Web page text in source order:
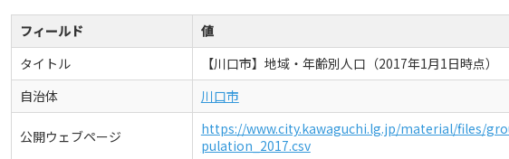
フィールド
値
タイトル
【川口市】地域・年齢別人口（2017年1月1日時点）
自治体
川口市
公開ウェブページ
https://www.city.kawaguchi.lg.jp/material/files/
pulation_2017.csv